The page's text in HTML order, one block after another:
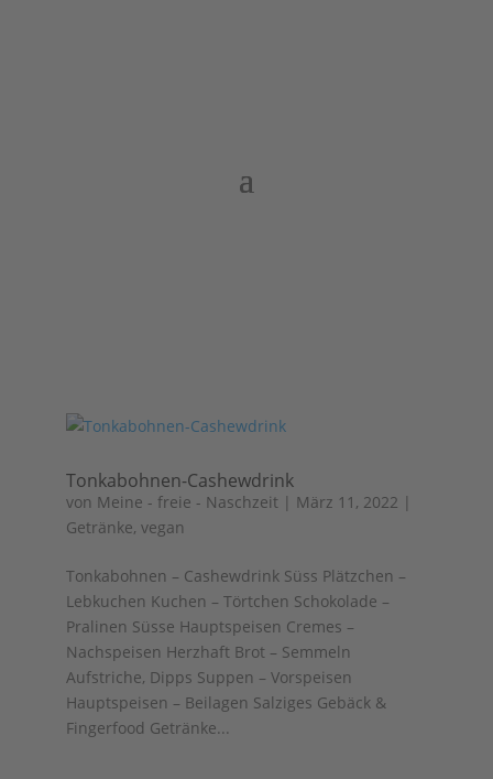
Tonkabohnen-Cashewdrink
von Meine - freie - Naschzeit| März 11, 2022 |
Getränke, vegan
Tonkabohnen – Cashewdrink Süss Plätzchen –
Lebkuchen Kuchen – Törtchen Schokolade –
Pralinen Süsse Hauptspeisen Cremes –
Nachspeisen Herzhaft Brot – Semmeln
Aufstriche, Dipps Suppen – Vorspeisen
Hauptspeisen – Beilagen Salziges Gebäck &
Fingerfood Getränke...